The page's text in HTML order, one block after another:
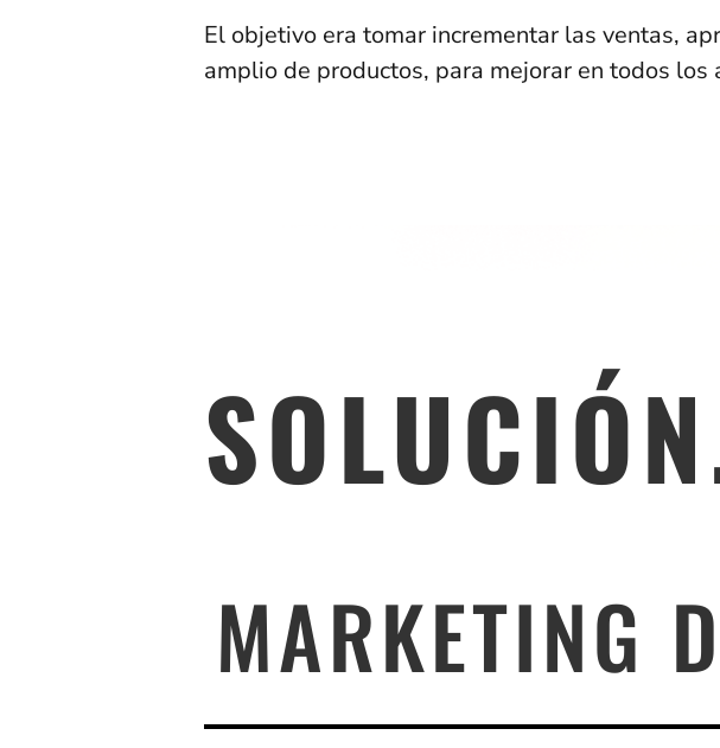
El objetivo era tomar incrementar las ventas,
amplio de productos, para mejorar en todos
MARKETING